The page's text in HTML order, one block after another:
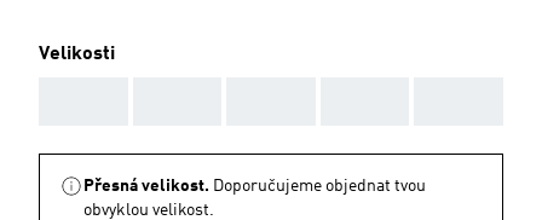
Velikosti
Přesná velikost. Doporučujeme objednat tvou
obvyklou velikost.